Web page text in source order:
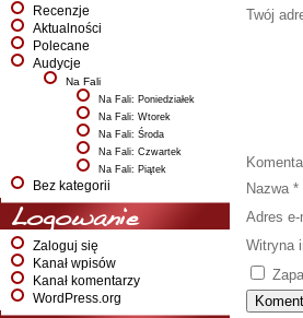
Recenzje
Aktualności
Polecane
Audycje
Na Fali
Na Fali: Poniedziałek
Na Fali: Wtorek
Na Fali: Środa
Na Fali: Czwartek
Na Fali: Piątek
Bez kategorii
Logowanie
Zaloguj się
Kanał wpisów
Kanał komentarzy
WordPress.org
Twój
Nazwa *
Adres e-
Witryna